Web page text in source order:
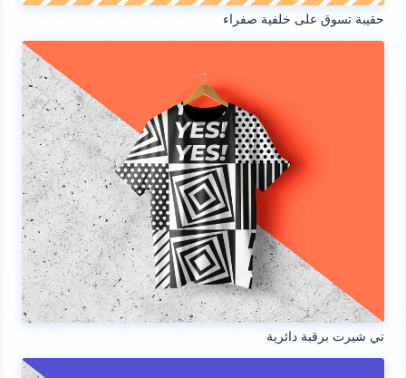
حقيبة تسوق على خلفية صفراء
تي شيرت برقبة دائرية